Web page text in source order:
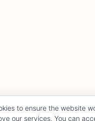
to ensure the website
our services. You can